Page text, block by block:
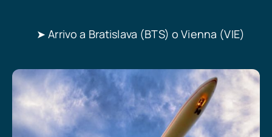
➤ Arrivo a Bratislava (BTS) o Vienna (VIE)